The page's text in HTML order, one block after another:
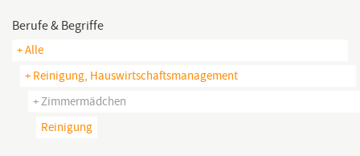
Berufe & Begriffe
+ Alle
+ Reinigung, Hauswirtschaftsmanagement
+ Zimmermädchen
Reinigung